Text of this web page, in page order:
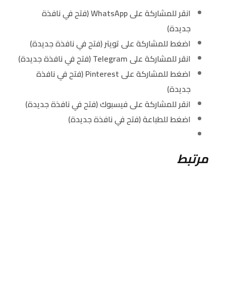
انقر للمشاركة على WhatsApp (فتح في نافذة
جديدة)
اضغط للمشاركة على تويتر (فتح في نافذة جديدة)
انقر للمشاركة على Telegram (فتح في نافذة جديدة)
اضغط للمشاركة على Pinterest (فتح في نافذة
جديدة)
انقر للمشاركة على فيسبوك (فتح في نافذة جديدة)
اضغط للطباعة (فتح في نافذة جديدة)
مرتبط